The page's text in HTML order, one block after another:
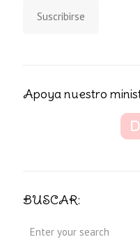
Suscribirse
Apoya nuestro
BUSCAR: